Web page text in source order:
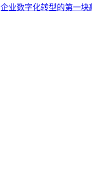
企业数字化转型的第一块